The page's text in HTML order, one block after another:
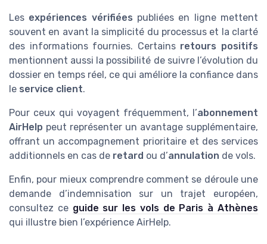
Les expériences vérifiées publiées en ligne mettent
souvent en avant la simplicité du processus et la clarté
des informations fournies. Certains retours positifs
mentionnent aussi la possibilité de suivre l’évolution du
dossier en temps réel, ce qui améliore la confiance dans
le service client.
Pour ceux qui voyagent fréquemment, l’abonnement
AirHelp peut représenter un avantage supplémentaire,
offrant un accompagnement prioritaire et des services
additionnels en cas de retard ou d’annulation de vols.
Enfin, pour mieux comprendre comment se déroule une
demande d’indemnisation sur un trajet européen,
consultez ce guide sur les vols de Paris à Athènes
qui illustre bien l’expérience AirHelp.